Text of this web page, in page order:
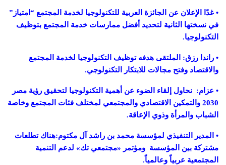
• غدًا الإعلان عن الجائزة العربية للتكنولوجيا لخدمة المجتمع “ امتياز ”
في نسختها الثانية لتحديد أفضل ممارسات خدمة المجتمع بتوظيف
التكنولوجيا.
• راندا رزق:
الملتقى هدفه توظيف التكنولوجيا لخدمة المجتمع
والاقتصاد وفتح مجالات للابتكار التكنولوجي.
• عزام: نحاول إلقاء الضوء عن أهمية التكنولوجيا لتحقيق رؤية مصر
2030 والتمكين الاقتصادي والمجتمعي لمختلف فئات المجتمع وخاصة
الشباب والمرأة وذوي الإعاقة.
• المدير التنفيذي لمؤسسة محمد بن راشد آل مكتوم:هناك تطلعات
مشتركة بين المؤسسة ومؤتمر «مجتمعي تك» لدعم التنمية
المجتمعية عربياً وعالمياً.